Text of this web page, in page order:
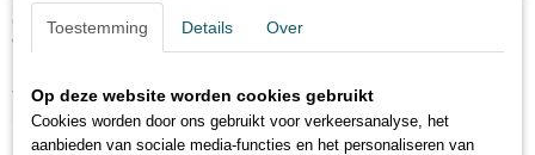
Chesterfield wallet zipper Ascot.
Waxed pull up.
techniek. Waar u normaliter gewend bent dat RFID portemonnees een
harde metalen case hebben, vindt u dat niet terug in onze portemonnees.
In de voering van ons leer zit een speciale laag die beschermd tegen
Toestemming Details Over
Op deze website worden cookies gebruikt
Cookies worden door ons gebruikt voor verkeersanalyse, het
aanbieden van sociale media-functies en het personaliseren van